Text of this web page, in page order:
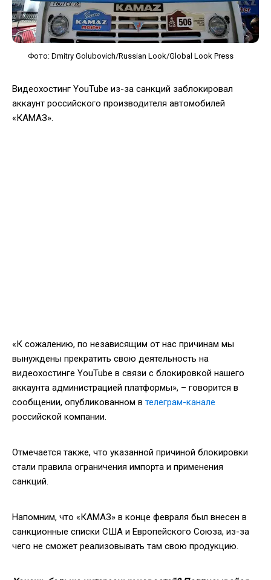
Фото: Dmitry Golubovich/Russian Look/Global Look Press
Видеохостинг YouTube из-за санкций заблокировал
аккаунт российского производителя автомобилей
«КАМАЗ».
«К сожалению, по независящим от нас причинам мы
вынуждены прекратить свою деятельность на
видеохостинге YouTube в связи с блокировкой нашего
аккаунта администрацией платформы», – говорится в
сообщении, опубликованном в телеграм-канале
российской компании.
Отмечается также, что указанной причиной блокировки
стали правила ограничения импорта и применения
санкций.
Напомним, что «КАМАЗ» в конце февраля был внесен в
санкционные списки США и Европейского Союза, из-за
чего не сможет реализовывать там свою продукцию.